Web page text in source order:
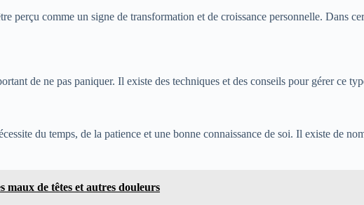
perçu comme un signe de transformation et de croissance personnelle. Dans
de ne pas paniquer. Il existe des techniques et des conseils pour gérer ce
du temps, de la patience et une bonne connaissance de soi. Il existe de
maux de têtes et autres douleurs